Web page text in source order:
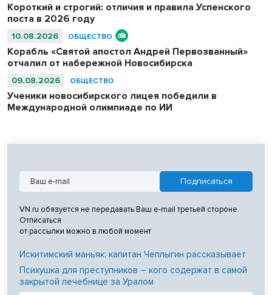
Короткий и строгий: отличия и правила Успенского
поста в 2026 году
10.08.2026 ОБЩЕСТВО
Корабль «Святой апостол Андрей Первозванный»
отчалил от набережной Новосибирска
09.08.2026 ОБЩЕСТВО
Ученики новосибирского лицея победили в
Международной олимпиаде по ИИ
VN.ru обязуется не передавать Ваш e-mail третьей стороне.
Отписаться
от рассылки можно в любой момент
Искитимский маньяк: капитан Чеплыгин рассказывает
Психушка для преступников – кого содержат в самой
закрытой лечебнице за Уралом